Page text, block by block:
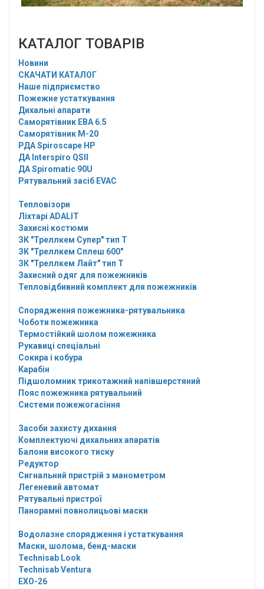
КАТАЛОГ ТОВАРІВ
Новини
СКАЧАТИ КАТАЛОГ
Наше підприємство
Пожежне устаткування
Дихальні апарати
Саморятівник EBA 6.5
Саморятівник M-20
РДА Spiroscape HP
ДА Interspiro QSII
ДА Spiromatic 90U
Рятувальний засіб EVAC
Тепловізори
Ліхтарі ADALIT
Захисні костюми
ЗК "Треллкем Супер" тип Т
ЗК "Треллкем Сплеш 600"
ЗК "Треллкем Лайт" тип Т
Захисний одяг для пожежників
Тепловідбивний комплект для пожежників
Спорядження пожежника-рятувальника
Чоботи пожежника
Термостійкий шолом пожежника
Рукавиці спеціальні
Сокира і кобура
Карабін
Підшоломник трикотажний напівшерстяний
Пояс пожежника рятувальний
Системи пожежогасіння
Засоби захисту дихання
Комплектуючі дихальних апаратів
Балони високого тиску
Редуктор
Сигнальний пристрій з манометром
Легеневий автомат
Рятувальні пристрої
Панорамні повнолицьові маски
Водолазне спорядження і устаткування
Маски, шолома, бенд-маски
Technisab Look
Technisab Ventura
EXO-26